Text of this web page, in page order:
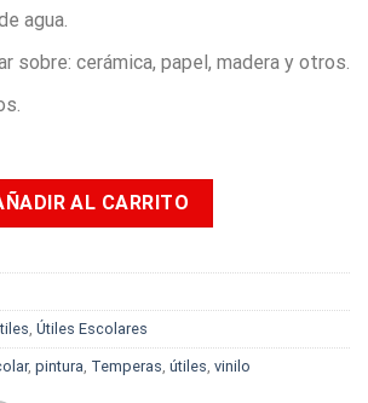
agua.
sobre: cerámica, papel, madera y otros.
125gr Naranja cantidad
AL CARRITO
, Útiles Escolares
, pintura, Temperas, útiles, vinilo